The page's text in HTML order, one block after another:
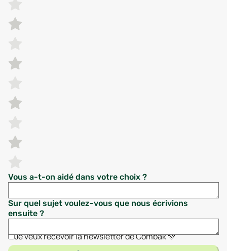
Vous a-t-on aidé dans votre choix ?
Sur quel sujet voulez-vous que nous écrivions
ensuite ?
Je veux recevoir la newsletter de Combak 💚